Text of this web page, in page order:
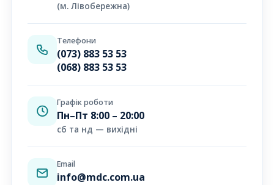
(м. Лівобережна)
Телефони
(073) 883 53 53
(068) 883 53 53
Графік роботи
Пн–Пт 8:00 – 20:00
сб та нд — вихідні
Email
info@mdc.com.ua